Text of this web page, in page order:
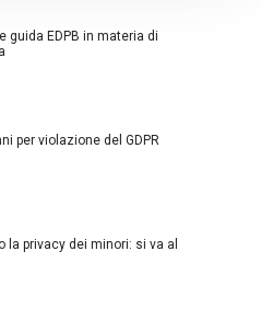
guida EDPB in materia di
per violazione del GDPR
la privacy dei minori: si va al